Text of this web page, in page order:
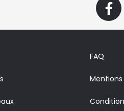
FAQ
Mentions